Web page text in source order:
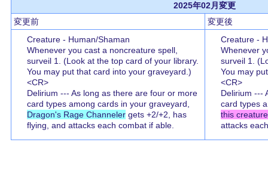
2025年02月変更
変更前
変更後
Creature - Human/Shaman
Whenever you cast a noncreature spell,
surveil 1. (Look at the top card of your library.
You may put that card into your graveyard.)
<CR>
Delirium --- As long as there are four or more
card types among cards in your graveyard,
Dragon's Rage Channelergets +2/+2, has
flying, and attacks each combat if able.
Creature -
Whenever
surveil 1.
You may
<CR>
Delirium ---
card types
this creature
attacks